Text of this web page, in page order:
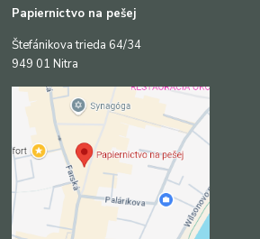
Papiernictvo na pešej
Štefánikova trieda 64/34
949 01 Nitra